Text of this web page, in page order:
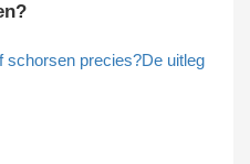
schorsen precies?De uitleg